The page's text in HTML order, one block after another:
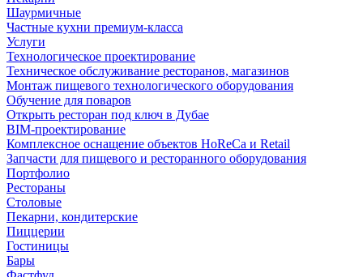
Шаурмичные
Частные кухни премиум-класса
Услуги
Технологическое проектирование
Техническое обслуживание ресторанов, магазинов
Монтаж пищевого технологического оборудования
Обучение для поваров
Открыть ресторан под ключ в Дубае
BIM-проектирование
Комплексное оснащение объектов HoReCa и Retail
Запчасти для пищевого и ресторанного оборудования
Портфолио
Рестораны
Столовые
Пекарни, кондитерские
Пиццерии
Гостиницы
Бары